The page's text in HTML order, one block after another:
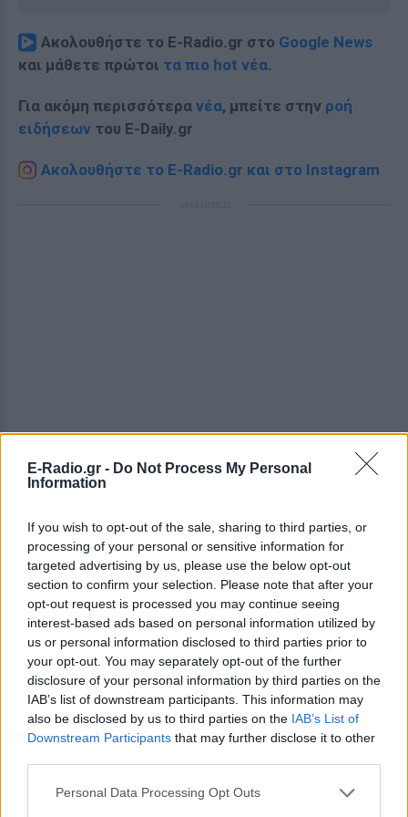
E-Radio.gr - Do Not Process My Personal
Information
If you wish to opt-out of the sale, sharing to third parties, or
processing of your personal or sensitive information for
targeted advertising by us, please use the below opt-out
section to confirm your selection. Please note that after your
opt-out request is processed you may continue seeing
interest-based ads based on personal information utilized by
us or personal information disclosed to third parties prior to
your opt-out. You may separately opt-out of the further
disclosure of your personal information by third parties on the
IAB’s list of downstream participants. This information may
also be disclosed by us to third parties on the IAB’s List of
Downstream Participants that may further disclose it to other
Personal Data Processing Opt Outs
Ακολουθήστε το E-Radio.gr στο Google News
και μάθετε πρώτοι τα πιο hot νέα.
Για ακόμη περισσότερα νέα, μπείτε στην ροή
ειδήσεων του E-Daily.gr
Ακολουθήστε το E-Radio.gr και στο Instagram
ΔΕΙΤΕ ΕΠΙΣΗΣ
ΣΤΗΝ ΙΔΙΑ ΚΑΤΗΓΟΡΙΑ
«Θέλω τον μπαμπά μου»: Το
που σκότωσε νύφη ώρες μετά
τον γάμο της